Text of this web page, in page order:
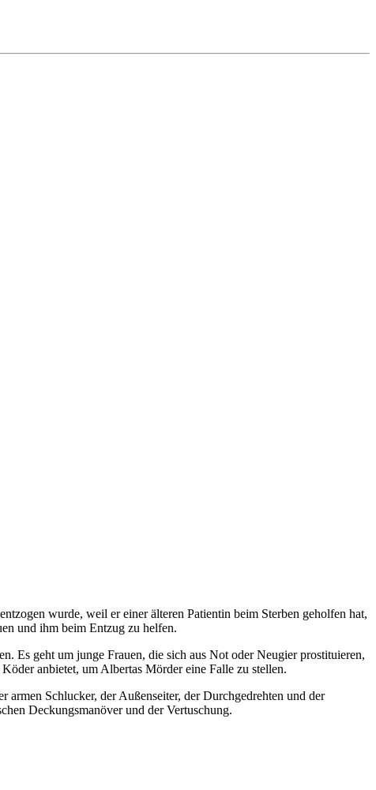
wurde, weil er einer älteren Patientin beim Sterben geholfen hat,
und ihm beim Entzug zu helfen.
Es geht um junge Frauen, die sich aus Not oder Neugier prostituieren,
anbietet, um Albertas Mörder eine Falle zu stellen.
Schlucker, der Außenseiter, der Durchgedrehten und der
Deckungsmanöver und der Vertuschung.